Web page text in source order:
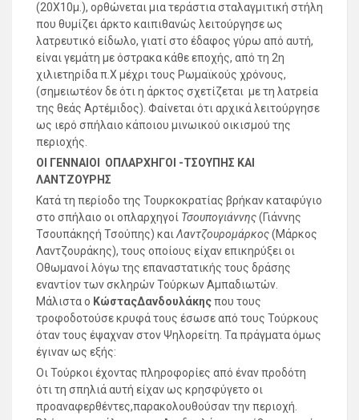
(20Χ10μ.), ορθώνεται μια τεράστια σταλαγμιτική στήλη
που θυμίζει άρκτο καιπιθανώς λειτούργησε ως
λατρευτικό είδωλο, γιατί στο έδαφος γύρω από αυτή,
είναι γεμάτη με όστρακα κάθε εποχής, από τη 2η
χιλιετηρίδα π.Χ μέχρι τους Ρωμαϊκούς χρόνους,
(σημειωτέον δε ότι η άρκτος σχετίζεται με τη λατρεία
της θεάς Αρτέμιδος). Φαίνεται ότι αρχικά λειτούργησε
ως ιερό σπήλαιο κάποιου μινωικού οικισμού της
περιοχής.
ΟΙ ΓΕΝΝΑΙΟΙ ΟΠΛΑΡΧΗΓΟΙ -ΤΣΟΥΠΗΣ ΚΑΙ
ΛΑΝΤΖΟΥΡΗΣ
Κατά τη περίοδο της Τουρκοκρατίας βρήκαν καταφύγιο
στο σπήλαιο οι οπλαρχηγοί Τσουπογιάννης(Γιάννης
Τσουπάκηςή Τσούπης) καιΛαντζουρομάρκος(Μάρκος
Λαντζουράκης), τους οποίους είχαν επικηρύξει οι
Οθωμανοί λόγω της επαναστατικής τους δράσης
εναντίον των σκληρών Τούρκων Αμπαδιωτών.
Μάλιστα ο ΚώσταςΔανδουλάκηςπου τους
τροφοδοτούσε κρυφά τους έσωσε από τους Τούρκους
όταν τους έψαχναν στον Ψηλορείτη. Τα πράγματα όμως
έγιναν ως εξής:
Οι Τούρκοι έχοντας πληροφορίες από έναν προδότη
ότι τη σπηλιά αυτή είχαν ως κρησφύγετο οι
προαναφερθέντες,παρακολουθούσαν την περιοχή.